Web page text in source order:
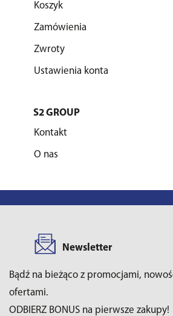
Koszyk
Zamówienia
Zwroty
Ustawienia konta
S2 GROUP
Kontakt
O nas
Newsletter
Bądź na bieżąco z promocjami,
ofertami.
ODBIERZ BONUS na pierwsze zakupy!